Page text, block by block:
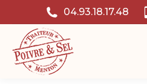
04.93.18.17.48